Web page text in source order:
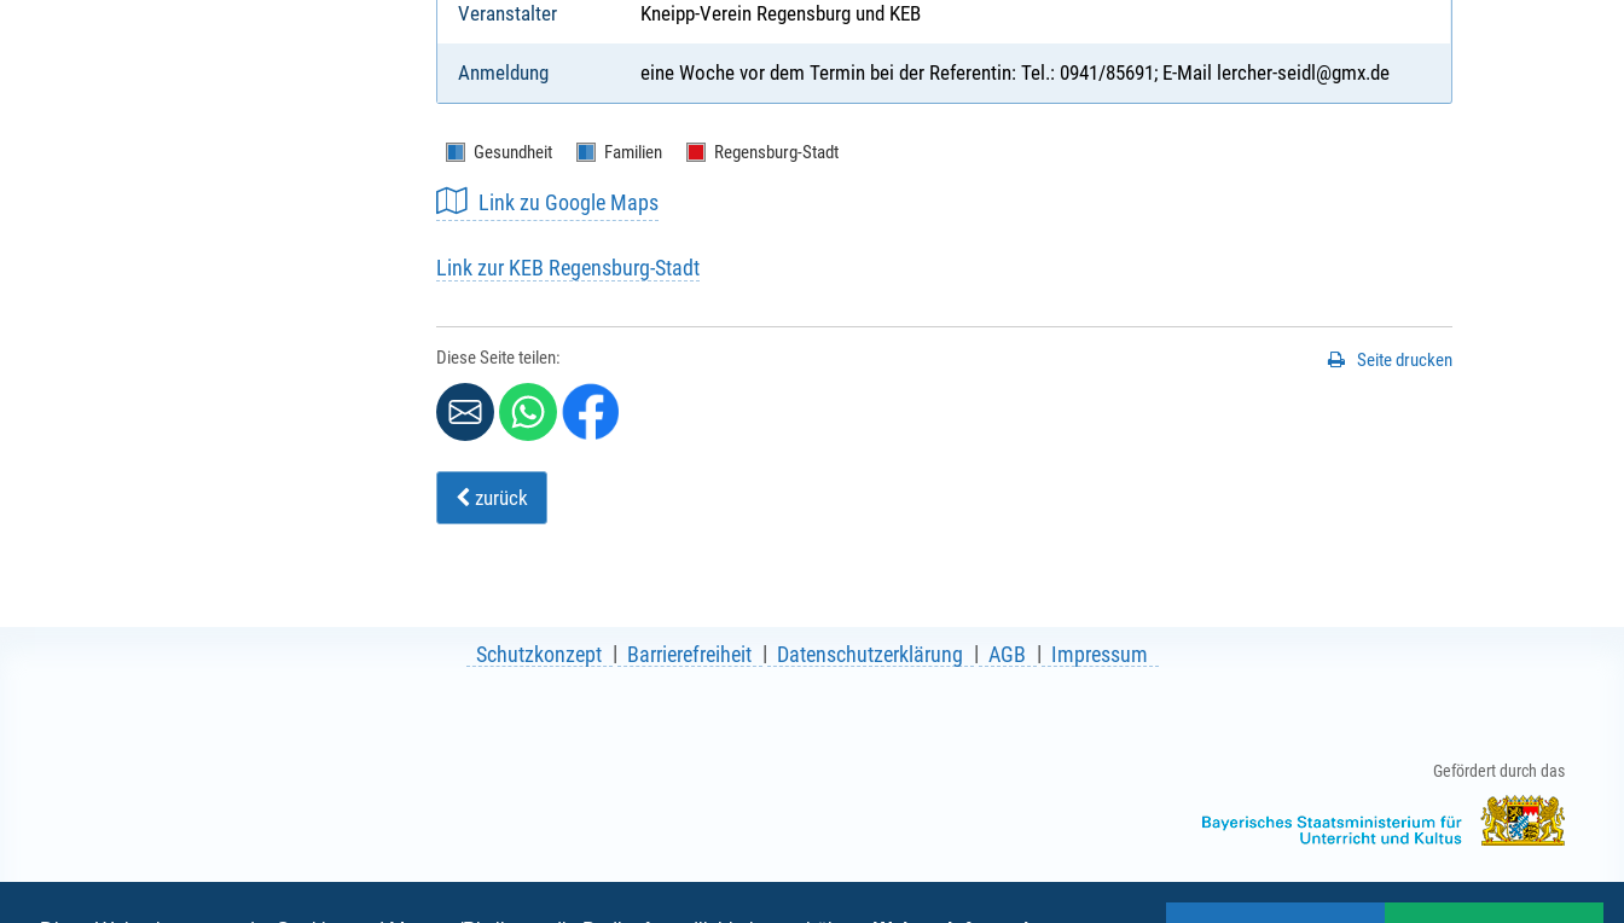
Veranstalter Kneipp-Verein Regensburg und KEB
Anmeldung eine Woche vor dem Termin bei der Referentin: Tel.: 0941/85691; E-Mail lercher-seidl@gmx.de
Gesundheit Familien Regensburg-Stadt
Link zu Google Maps
Link zur KEB Regensburg-Stadt
Diese Seite teilen: Seite drucken
zurück
Schutzkonzept Barrierefreiheit Datenschutzerklärung AGB Impressum
Gefördert durch das